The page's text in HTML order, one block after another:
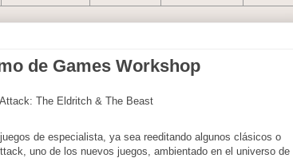
de Games Workshop
de especialista, ya sea reeditando algunos clásicos o
uno de los nuevos juegos, ambientado en el universo de